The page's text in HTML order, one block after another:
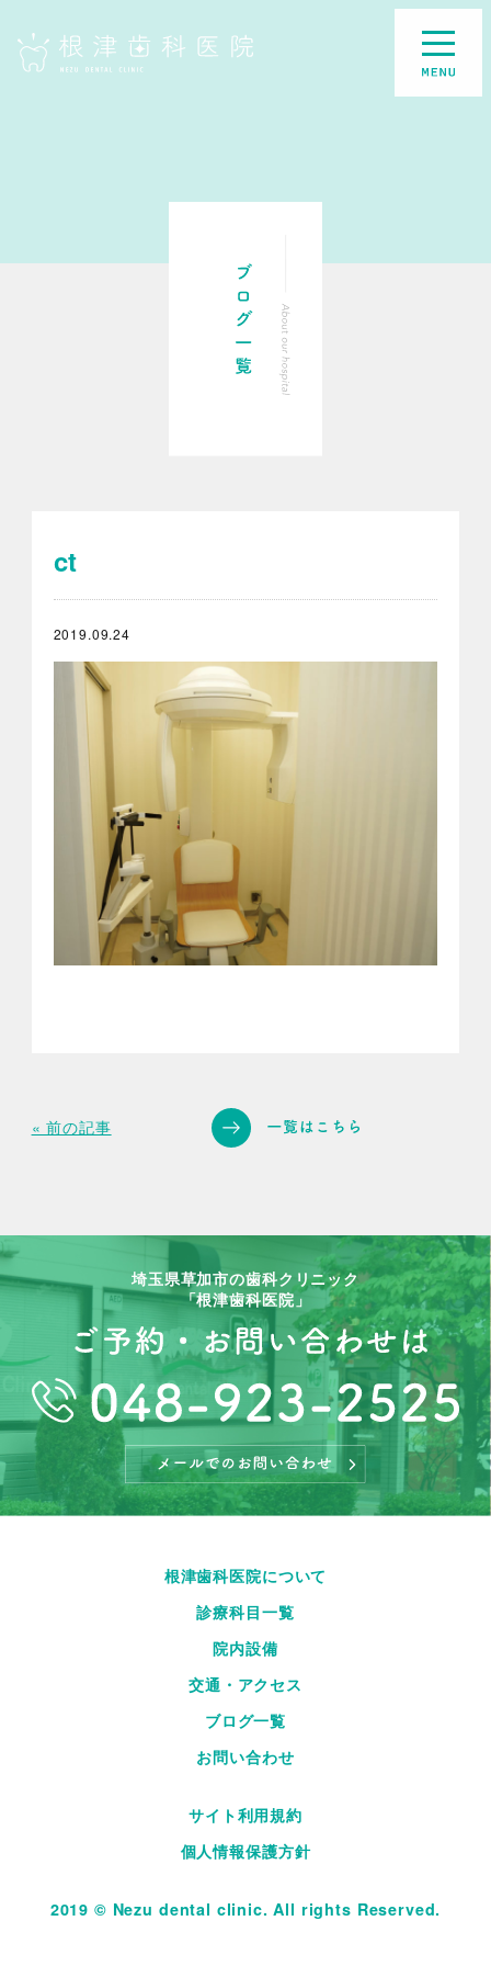
ct
2019.09.24
« 前の記事
埼玉県草加市の歯科クリニック
「根津歯科医院」
根津歯科医院について
診療科目一覧
院内設備
交通・アクセス
ブログ一覧
お問い合わせ
サイト利用規約
個人情報保護方針
2019 © Nezu dental clinic. All rights Reserved.